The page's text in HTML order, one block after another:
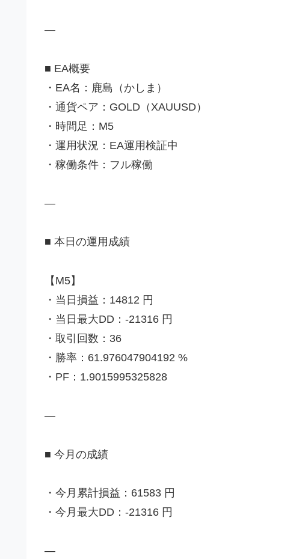
—
■ EA概要
・EA名：鹿島（かしま）
・通貨ペア：GOLD（XAUUSD）
・時間足：M5
・運用状況：EA運用検証中
・稼働条件：フル稼働
—
■ 本日の運用成績
【M5】
・当日損益：14812 円
・当日最大DD：-21316 円
・取引回数：36
・勝率：61.976047904192 %
・PF：1.9015995325828
—
■ 今月の成績
・今月累計損益：61583 円
・今月最大DD：-21316 円
—